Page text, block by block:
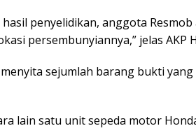
penyelidikan, anggota
persembunyiannya,” jelas AKP
sejumlah barang bukti
lain satu unit sepeda motor